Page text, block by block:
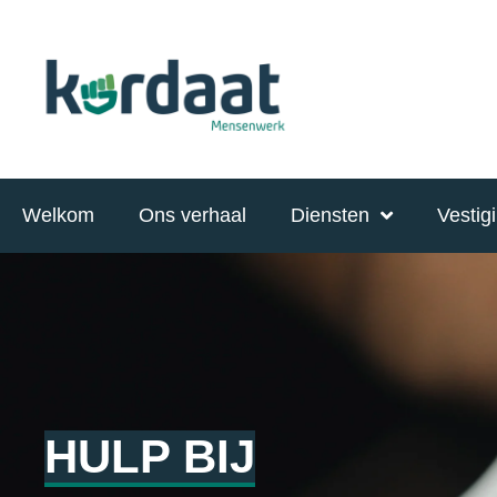
Welkom Ons verhaal Diensten
HULP BIJ